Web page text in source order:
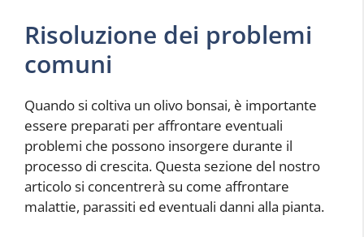
Risoluzione dei problemi
comuni
Quando si coltiva un olivo bonsai, è importante
essere preparati per affrontare eventuali
problemi che possono insorgere durante il
processo di crescita. Questa sezione del nostro
articolo si concentrerà su come affrontare
malattie, parassiti ed eventuali danni alla pianta.